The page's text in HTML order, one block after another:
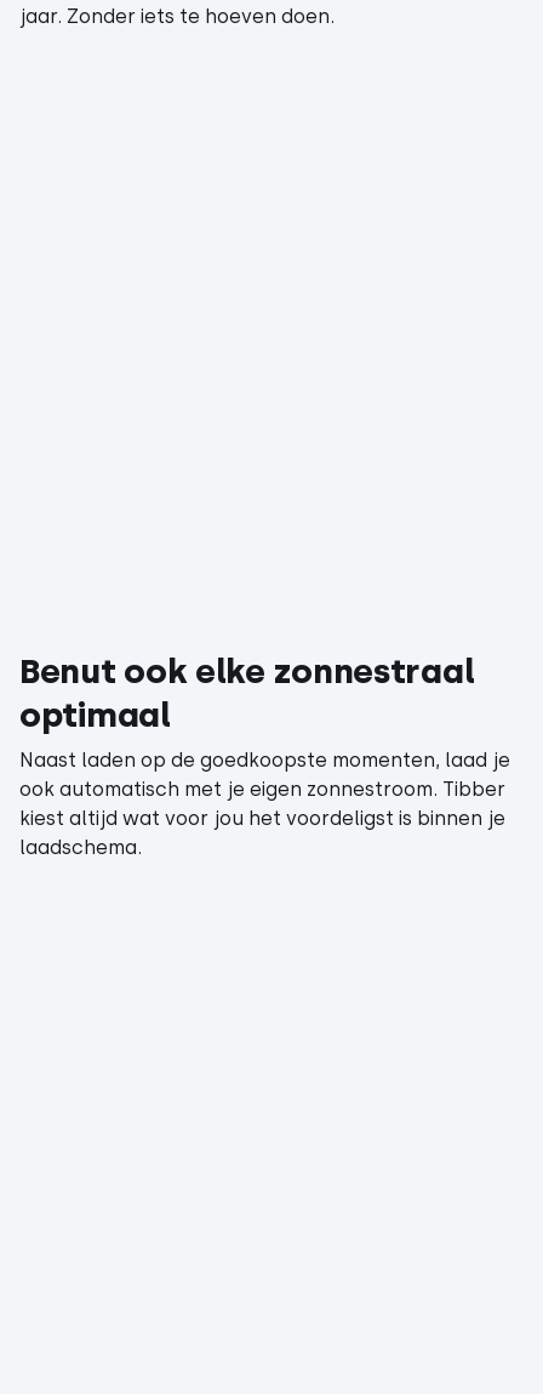
jaar. Zonder iets te hoeven doen.
Benut ook elke zonnestraal
optimaal
Naast laden op de goedkoopste momenten, laad je
ook automatisch met je eigen zonnestroom. Tibber
kiest altijd wat voor jou het voordeligst is binnen je
laadschema.